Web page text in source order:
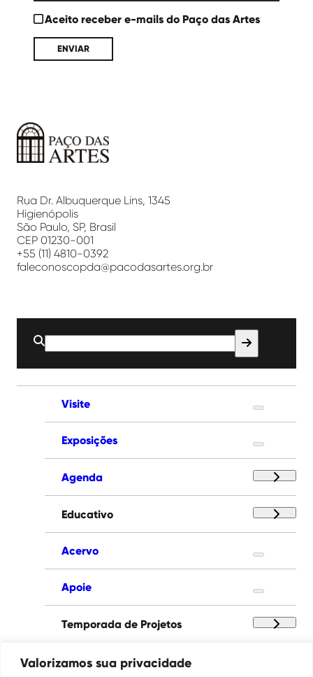
Valorizamos sua privacidade
Aceito receber e-mails do Paço das Artes
Artes
Rua Dr. Albuquerque Lins, 1345
Higienópolis
São Paulo, SP, Brasil
CEP 01230-001
+55 (11) 4810-0392
faleconoscopda@pacodasartes.org.br
Buscar
por:
Visite
Exposições
Agenda
Educativo
Acervo
Apoie
Temporada de Projetos
Paço das Artes